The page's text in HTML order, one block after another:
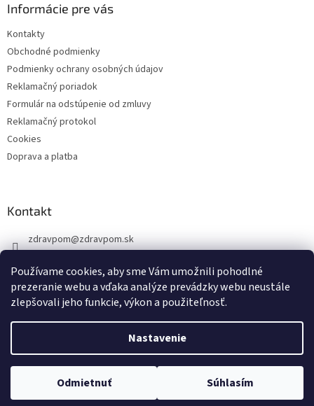
Používame cookies, aby sme Vám umožnili pohodlné
prezeranie webu a vďaka analýze prevádzky webu neustále
zlepšovali jeho funkcie, výkon a použiteľnosť.
Nastavenie
Odmietnuť Súhlasím
Informácie pre vás
Kontakty
Obchodné podmienky
Podmienky ochrany osobných údajov
Reklamačný poriadok
Formulár na odstúpenie od zmluvy
Reklamačný protokol
Cookies
Doprava a platba
Kontakt
zdravpom@zdravpom.sk
Vytvoril Shoptet
Copyright 2026ZDRAVPOM . Všetky práva vyhradené.